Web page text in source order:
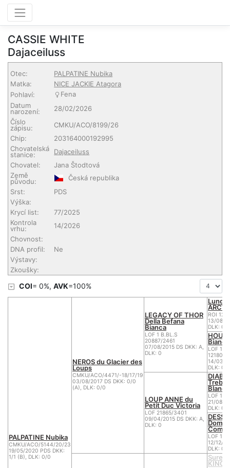
CASSIE WHITE
Dajaceiluss
Otec:
PALPATINE Nubika
Matka:
NICE JACKIE Atagora
Pohlaví:
Fena
Datum
narození:
28/02/2026
Číslo
zápisu:
CMKU/ACO/8199/26
Chip:
203164000192995
Chovatelská
stanice:
Dajaceiluss
Chovatel:
Jana Štodtová
Země
původu:
Česká republika
Srst:
PDS
Výška:
Krycí list:
77/2025
Kontrola
vrhu:
14/2026
Chovnost:
DNA profil:
Ne
Výstavy:
Zkoušky:
COI= 0%, AVK=100%
PALPATINE Nubika
CMKU/ACO/5144/20/23
19/05/2020 PDS DKK:
1/1 (B), DLK: 0/0
NEROS du Glacier des
Loups
CMKU/ACO/4471/-18/17/19
03/08/2017 DS DKK: 0/0
(A), DLK: 0/0
LEGACY OF THOR
Della Befana
Bianca
LOF 1 B.BL.S
20887/2461
07/08/2015 DS DKK: A,
DLK: 0
ROI 12/
13/08/
DLK: 0
LOF 1
12180/
14/03/
DLK: 0
LOUP ANNE du
Petit Duc Victoria
LOF 21865/3401
09/04/2015 DS DKK: A,
DLK: 0
Blanc
LOF 1
21/08/
DLK: 0
LOF 1
12/12/
DLK: 0